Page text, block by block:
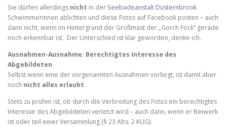
Sie dürfen allerdings nicht in der Seebadeanstalt Düsternbrook
Schwimmerinnen ablichten und diese Fotos auf Facebook posten – auch
dann nicht, wenn im Hintergrund der Großmast der „Gorch Fock“ gerade
noch erkennbar ist. Der Unterschied ist klar geworden, denke ich.
Ausnahmen-Ausnahme: Berechtigtes Interesse des
Abgebildeten
Selbst wenn eine der vorgenannten Ausnahmen vorliegt, ist damit aber
noch nicht alles erlaubt.
Stets zu prüfen ist, ob durch die Verbreitung des Fotos ein berechtigtes
Interesse des Abgebildeten verletzt wird – auch dann, wenn er Beiwerk
ist oder teil einer Versammlung (§ 23 Abs. 2 KUG).